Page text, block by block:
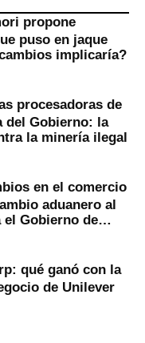
propone
puso en jaque
implicaría?
procesadoras de
del Gobierno: la
la minería ilegal
en el comercio
aduanero al
el Gobierno de
qué ganó con la
de Unilever